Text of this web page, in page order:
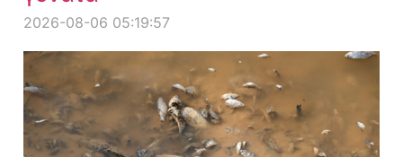
2026-08-06 05:19:57